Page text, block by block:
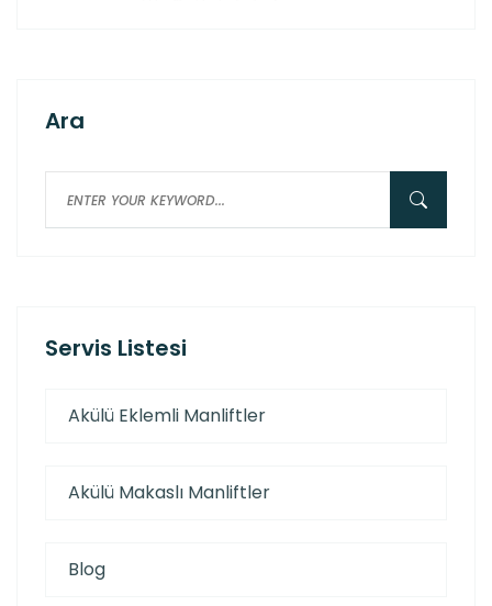
Ara
Servis Listesi
Akülü Eklemli Manliftler
Akülü Makaslı Manliftler
Blog